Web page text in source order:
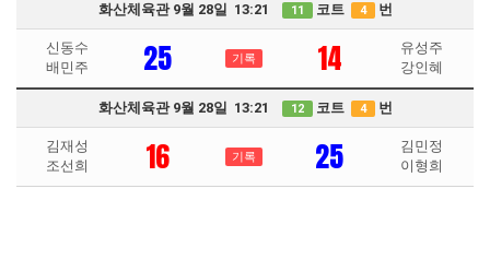
화산체육관 9월 28일 13:21 11 코트 4 번
신동수
배민주
25 기록 14
유성주
강인혜
화산체육관 9월 28일 13:21 12 코트 4 번
김재성
조선희
16 기록 25
김민정
이형희